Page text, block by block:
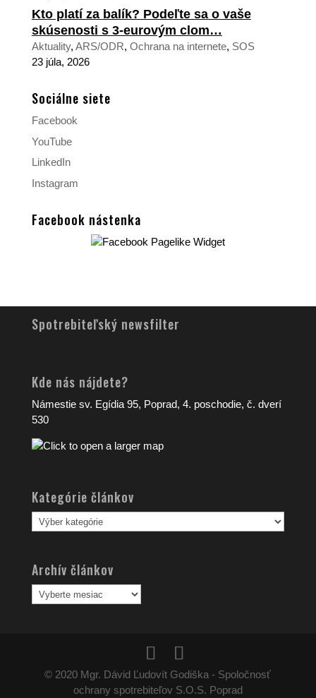
Kto platí za balík? Podeľte sa o vaše
skúsenosti s 3-eurovým clom…
Aktuality, ARS/ODR, Ochrana na internete, SOS
23 júla, 2026
Sociálne siete
Facebook
YouTube
LinkedIn
Instagram
Facebook nástenka
Spotrebiteľský newsfilter
Kde nás nájdete?
Námestie sv. Egídia 95, Poprad, 4. poschodie, č. dverí
530
Kategórie článkov
Kategórie
článkov
Archív článkov
Archív
článkov
© 2020 Mgr. Dávid Ľudovít Godiška - Spoločnosť
ochrany spotrebiteľov S.O.S. Poprad